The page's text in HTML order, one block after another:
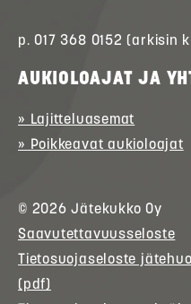
p. 017 368 0152 (arkisin
AUKIOLOAJAT JA
» Lajitteluasemat
» Poikkeavat aukioloajat
© 2026Jätekukko Oy
Saavutettavuusseloste
Tietosuojaseloste
(pdf)